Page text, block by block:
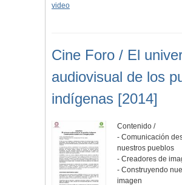
video
Cine Foro / El
audiovisual de los
indígenas [2014]
Contenido /
- Comunicación
nuestros pueblos
- Creadores de
- Construyendo
imagen